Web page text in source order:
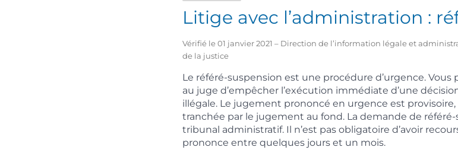
Litige avec l’administration :
Vérifié le 01 janvier 2021 – Direction de l’information légale et
de la justice
Le référé-suspension est une procédure d’urgence. Vous
au juge d’empêcher l’exécution immédiate d’une
illégale. Le jugement prononcé en urgence est
tranchée par le jugement au fond. La demande de
tribunal administratif. Il n’est pas obligatoire d’avoir
prononce entre quelques jours et un mois.